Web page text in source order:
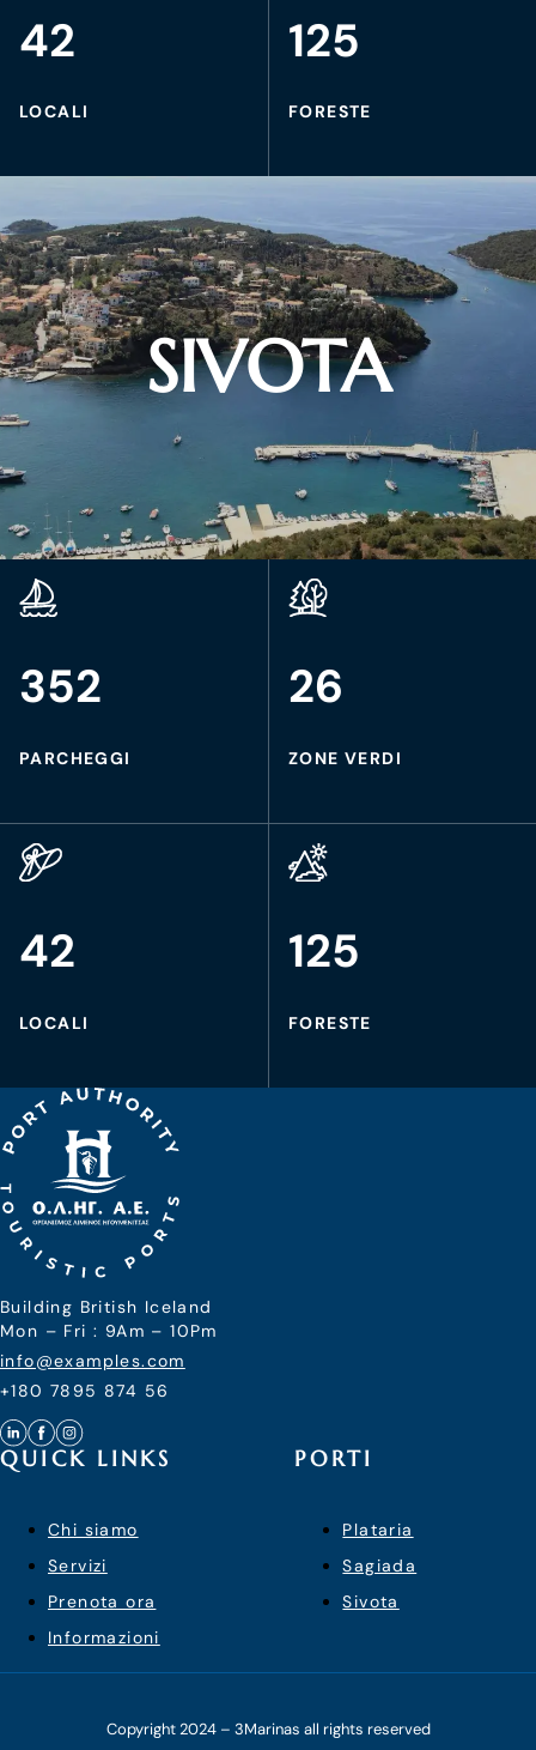
42
LOCALI
125
FORESTE
SIVOTA
352
PARCHEGGI
26
ZONE VERDI
42
LOCALI
125
FORESTE
Building British Iceland
Mon – Fri : 9Am – 10Pm
info@examples.com
+180 7895 874 56
QUICK LINKS
Chi siamo
Servizi
Prenota ora
Informazioni
PORTI
Plataria
Sagiada
Sivota
Copyright 2024 – 3Marinas all rights reserved